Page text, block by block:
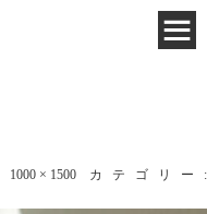
1000 × 1500カテゴリー: